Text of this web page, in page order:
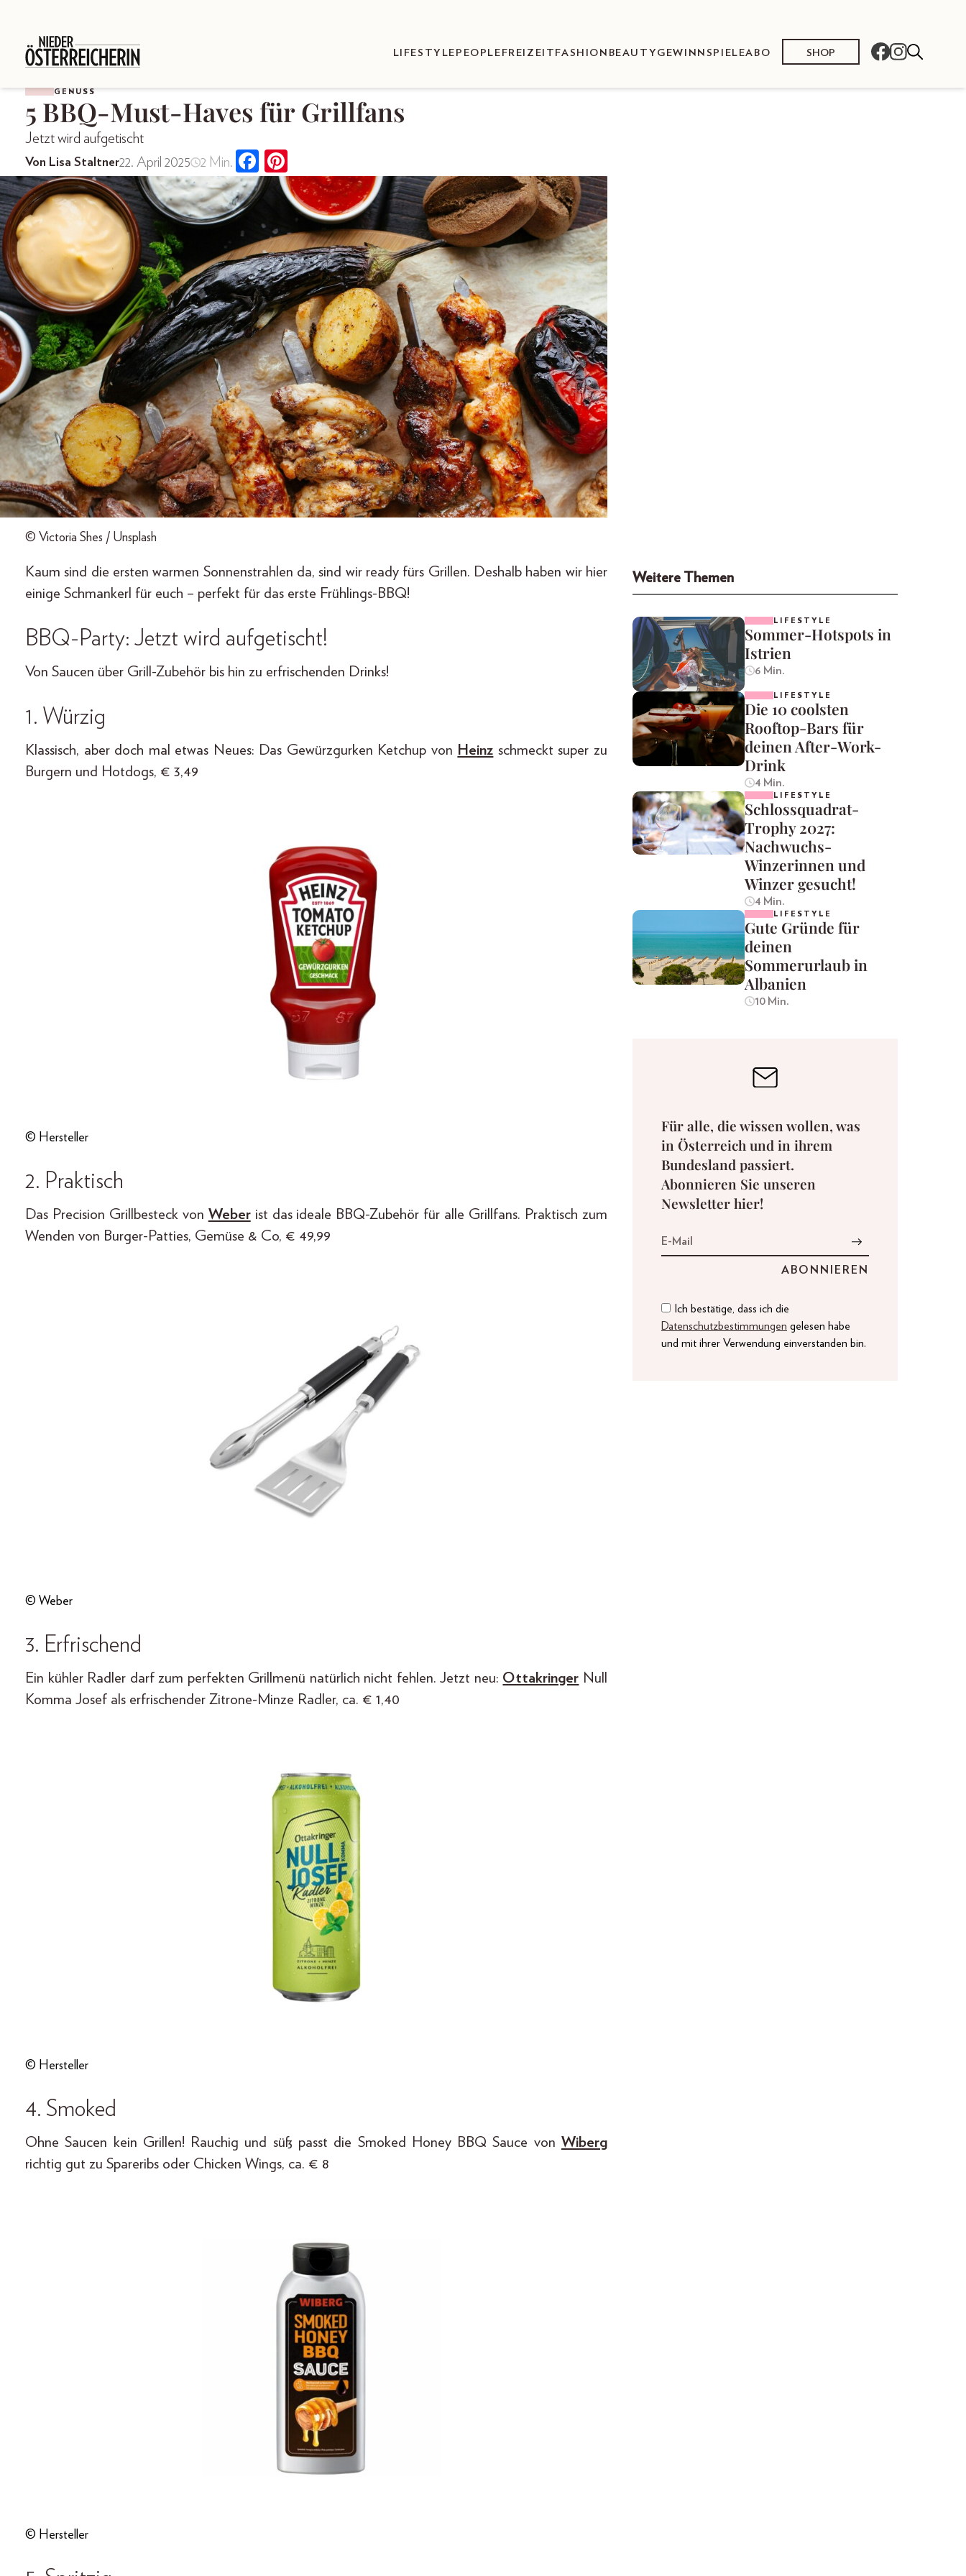
LIFESTYLE PEOPLE FREIZEIT FASHION BEAUTY GEWINNSPIELEABO SHOP
GENUSS
5 BBQ-Must-Haves für Grillfans
Jetzt wird aufgetischt
Von Lisa Staltner22. April 2025 2 Min.
© Victoria Shes / Unsplash
Kaum sind die ersten warmen Sonnenstrahlen da, sind wir ready fürs Grillen. Deshalb haben wir hier
einige Schmankerl für euch – perfekt für das erste Frühlings-BBQ!
BBQ-Party: Jetzt wird aufgetischt!
Von Saucen über Grill-Zubehör bis hin zu erfrischenden Drinks!
1. Würzig
Klassisch, aber doch mal etwas Neues: Das Gewürzgurken Ketchup von Heinz schmeckt super zu
Burgern und Hotdogs, € 3,49
© Hersteller
2. Praktisch
Das Precision Grillbesteck von Weberist das ideale BBQ-Zubehör für alle Grillfans. Praktisch zum
Wenden von Burger-Patties, Gemüse & Co, € 49,99
© Weber
3. Erfrischend
Ein kühler Radler darf zum perfekten Grillmenü natürlich nicht fehlen. Jetzt neu: Ottakringer Null
Komma Josef als erfrischender Zitrone-Minze Radler, ca. € 1,40
© Hersteller
4. Smoked
Ohne Saucen kein Grillen! Rauchig und süß passt die Smoked Honey BBQ Sauce von Wiberg
richtig gut zu Spareribs oder Chicken Wings, ca. € 8
© Hersteller
Weitere Themen
LIFESTYLE
Sommer-Hotspots in
Istrien
6 Min.
LIFESTYLE
Die 10 coolsten
Rooftop-Bars für
deinen After-Work-
Drink
4 Min.
LIFESTYLE
Schlossquadrat-
Trophy 2027:
Nachwuchs-
Winzerinnen und
Winzer gesucht!
4 Min.
LIFESTYLE
Gute Gründe für
deinen
Sommerurlaub in
Albanien
10 Min.
Für alle, die wissen wollen, was
in Österreich und in ihrem
Bundesland passiert.
Abonnieren Sie unseren
Newsletter hier!
Ich bestätige, dass ich die
Datenschutzbestimmungen gelesen habe
und mit ihrer Verwendung einverstanden bin.